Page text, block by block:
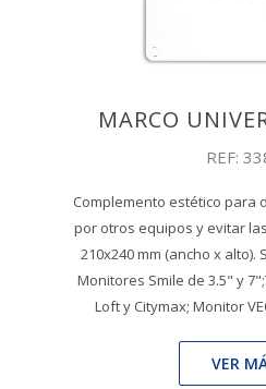
MARCO
REF:
Complemento estético para
por otros equipos y evitar
210x240 mm (ancho x alto).
Monitores Smile de 3.5" y
Loft y Citymax; Monitor
VER